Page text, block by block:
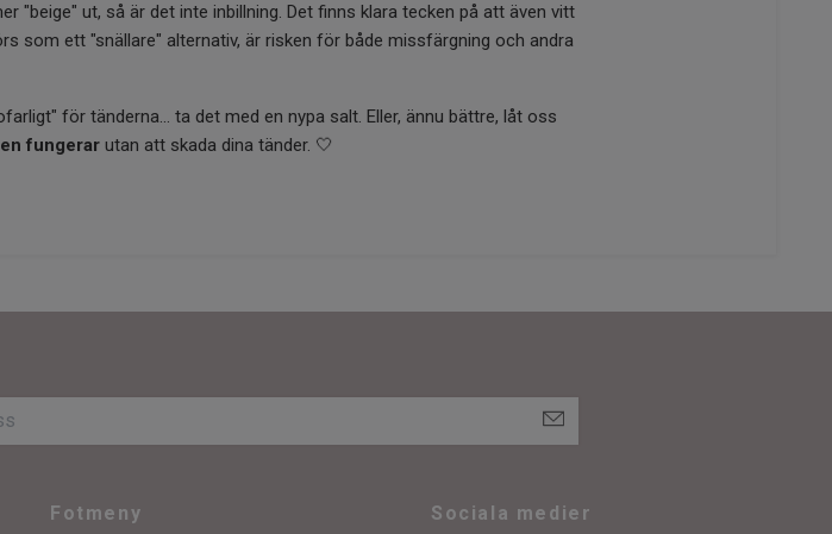
"beige" ut, så är det inte inbillning. Det finns klara tecken på att även vitt
som ett "snällare" alternativ, är risken för både missfärgning och andra
för tänderna... ta det med en nypa salt. Eller, ännu bättre, låt oss
fungerar utan att skada dina tänder. 🤍
Fotmeny Sociala medier